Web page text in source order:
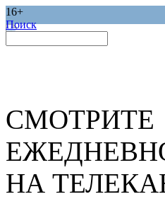
16+
Поиск
СМОТРИТЕ
НА